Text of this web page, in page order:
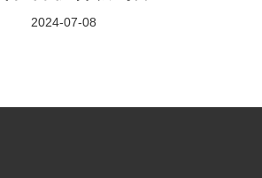
2024-07-08